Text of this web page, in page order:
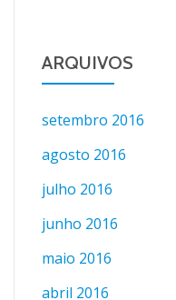
ARQUIVOS
setembro 2016
agosto 2016
julho 2016
junho 2016
maio 2016
abril 2016